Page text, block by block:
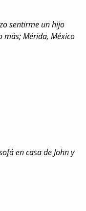
sentirme un hijo
más; Mérida, México
en casa de John y